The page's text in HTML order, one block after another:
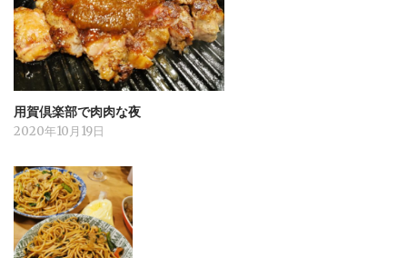
用賀倶楽部で肉肉な夜
2020年10月19日